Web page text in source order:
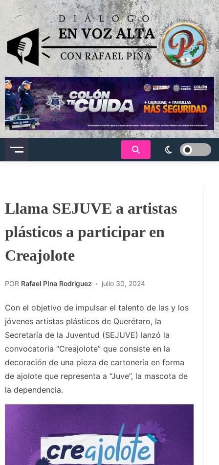
Saltar
al
contenido
Dialogo en voz alta
Llama SEJUVE a artistas
plásticos a participar en
Creajolote
POR Rafael PIna Rodriguez julio 30, 2024
Con el objetivo de impulsar el talento de las y los
jóvenes artistas plásticos de Querétaro, la
Secretaría de la Juventud (SEJUVE) lanzó la
convocatoria “Creajolote” que consiste en la
decoración de una pieza de cartonería en forma
de ajolote que representa a “Juve”, la mascota de
la dependencia.